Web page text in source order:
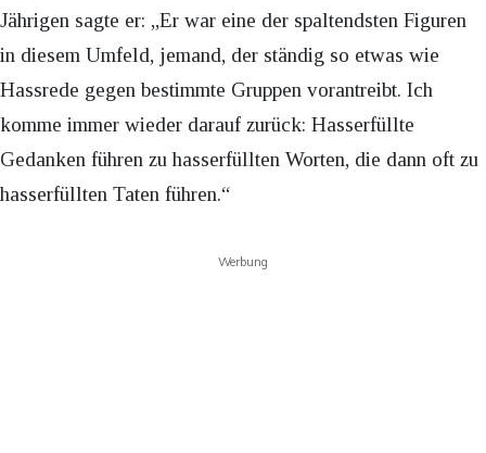
Jährigen sagte er: „Er war eine der spaltendsten Figuren
in diesem Umfeld, jemand, der ständig so etwas wie
Hassrede gegen bestimmte Gruppen vorantreibt. Ich
komme immer wieder darauf zurück: Hasserfüllte
Gedanken führen zu hasserfüllten Worten, die dann oft zu
hasserfüllten Taten führen.“
Werbung